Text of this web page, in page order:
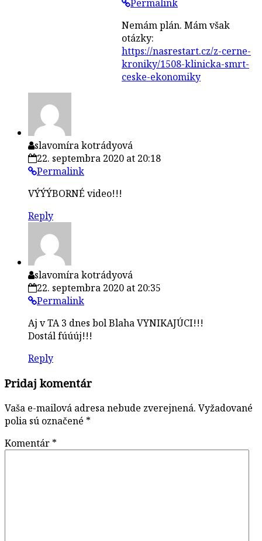
Permalink
Nemám plán. Mám však
otázky:
https://nasrestart.cz/z-cerne-
kroniky/1508-klinicka-smrt-
ceske-ekonomiky
slavomíra kotrádyová
22. septembra 2020 at 20:18
Permalink
VÝÝÝBORNÉ video!!!
Reply
slavomíra kotrádyová
22. septembra 2020 at 20:35
Permalink
Aj v TA 3 dnes bol Blaha VYNIKAJÚCI!!!
Dostál fúúúj!!!
Reply
Pridaj komentár
Vaša e-mailová adresa nebude zverejnená. Vyžadované
polia sú označené *
Komentár *